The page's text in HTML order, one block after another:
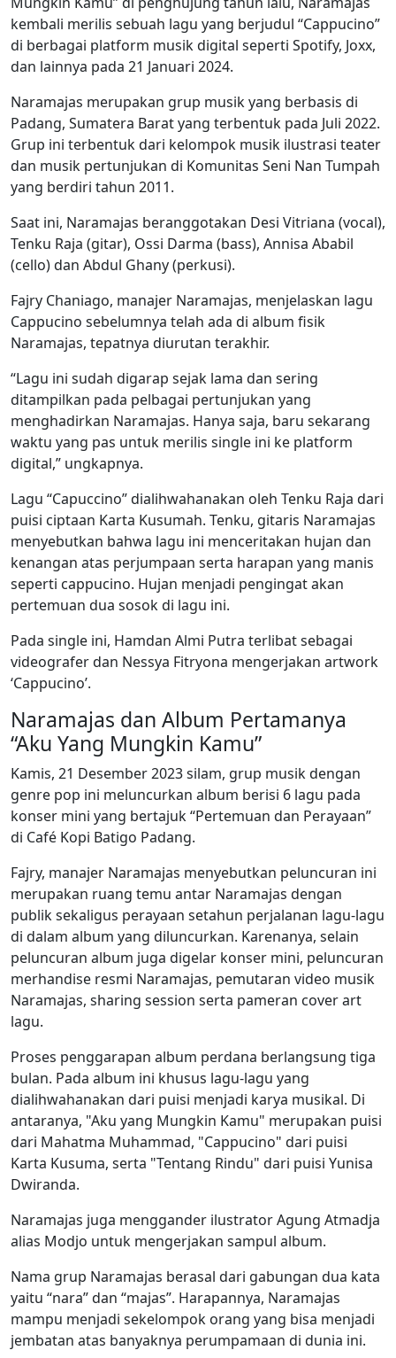
kembali merilis sebuah lagu yang berjudul “Cappucino”
di berbagai platform musik digital seperti Spotify, Joxx,
dan lainnya pada 21 Januari 2024.
Naramajas merupakan grup musik yang berbasis di
Padang, Sumatera Barat yang terbentuk pada Juli 2022.
Grup ini terbentuk dari kelompok musik ilustrasi teater
dan musik pertunjukan di Komunitas Seni Nan Tumpah
yang berdiri tahun 2011.
Saat ini, Naramajas beranggotakan Desi Vitriana (vocal),
Tenku Raja (gitar), Ossi Darma (bass), Annisa Ababil
(cello) dan Abdul Ghany (perkusi).
Fajry Chaniago, manajer Naramajas, menjelaskan lagu
Cappucino sebelumnya telah ada di album fisik
Naramajas, tepatnya diurutan terakhir.
“Lagu ini sudah digarap sejak lama dan sering
ditampilkan pada pelbagai pertunjukan yang
menghadirkan Naramajas. Hanya saja, baru sekarang
waktu yang pas untuk merilis single ini ke platform
digital,” ungkapnya.
Lagu “Capuccino” dialihwahanakan oleh Tenku Raja dari
puisi ciptaan Karta Kusumah. Tenku, gitaris Naramajas
menyebutkan bahwa lagu ini menceritakan hujan dan
kenangan atas perjumpaan serta harapan yang manis
seperti cappucino. Hujan menjadi pengingat akan
pertemuan dua sosok di lagu ini.
Pada single ini, Hamdan Almi Putra terlibat sebagai
videografer dan Nessya Fitryona mengerjakan artwork
‘Cappucino’.
Naramajas dan Album Pertamanya
“Aku Yang Mungkin Kamu”
Kamis, 21 Desember 2023 silam, grup musik dengan
genre pop ini meluncurkan album berisi 6 lagu pada
konser mini yang bertajuk “Pertemuan dan Perayaan”
di Café Kopi Batigo Padang.
Fajry, manajer Naramajas menyebutkan peluncuran ini
merupakan ruang temu antar Naramajas dengan
publik sekaligus perayaan setahun perjalanan lagu-lagu
di dalam album yang diluncurkan. Karenanya, selain
peluncuran album juga digelar konser mini, peluncuran
merhandise resmi Naramajas, pemutaran video musik
Naramajas, sharing session serta pameran cover art
lagu.
Proses penggarapan album perdana berlangsung tiga
bulan. Pada album ini khusus lagu-lagu yang
dialihwahanakan dari puisi menjadi karya musikal. Di
antaranya, "Aku yang Mungkin Kamu" merupakan puisi
dari Mahatma Muhammad, "Cappucino" dari puisi
Karta Kusuma, serta "Tentang Rindu" dari puisi Yunisa
Dwiranda.
Naramajas juga menggander ilustrator Agung Atmadja
alias Modjo untuk mengerjakan sampul album.
Nama grup Naramajas berasal dari gabungan dua kata
yaitu “nara” dan “majas”. Harapannya, Naramajas
mampu menjadi sekelompok orang yang bisa menjadi
jembatan atas banyaknya perumpamaan di dunia ini.